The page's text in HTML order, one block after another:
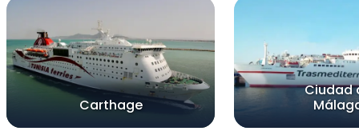
Carthage
Ciudad